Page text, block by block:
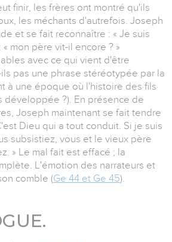
finir, les frères ont montré qu'ils
les méchants d'autrefois. Joseph
et se fait reconnaître : « Je suis
mon père vit-il encore ? »
avec ce qui vient d'être
pas une phrase stéréotypée par la
à une époque où l'histoire des fils
développée ?). En présence de
Joseph maintenant se fait tendre
Dieu qui a tout conduit. Si je suis
subsistiez, vous et le vieux père
» Le mal fait est effacé ; la
L'émotion des narrateurs et
comble (Ge 44 et Ge 45).